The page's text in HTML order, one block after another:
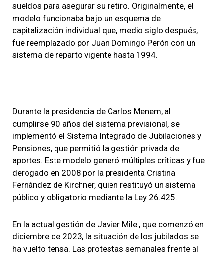
sueldos para asegurar su retiro. Originalmente, el
modelo funcionaba bajo un esquema de
capitalización individual que, medio siglo después,
fue reemplazado por Juan Domingo Perón con un
sistema de reparto vigente hasta 1994.
Durante la presidencia de Carlos Menem, al
cumplirse 90 años del sistema previsional, se
implementó el Sistema Integrado de Jubilaciones y
Pensiones, que permitió la gestión privada de
aportes. Este modelo generó múltiples críticas y fue
derogado en 2008 por la presidenta Cristina
Fernández de Kirchner, quien restituyó un sistema
público y obligatorio mediante la Ley 26.425.
En la actual gestión de Javier Milei, que comenzó en
diciembre de 2023, la situación de los jubilados se
ha vuelto tensa. Las protestas semanales frente al